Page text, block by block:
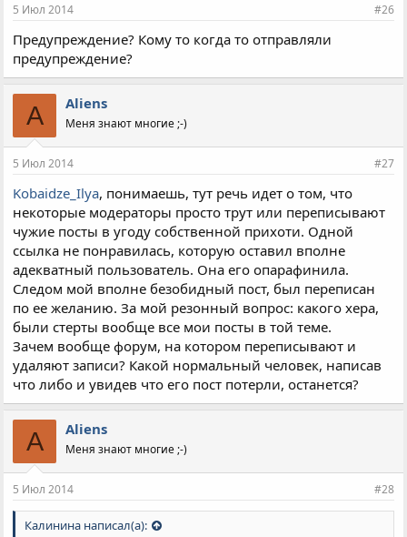
:
5 Июл 2014 #26
Предупреждение? Кому то когда то отправляли
предупреждение?
A Aliens
Меня знают многие ;-)
5 Июл 2014 #27
Kobaidze_Ilya, понимаешь, тут речь идет о том, что
некоторые модераторы просто трут или переписывают
чужие посты в угоду собственной прихоти. Одной
ссылка не понравилась, которую оставил вполне
адекватный пользователь. Она его опарафинила.
Следом мой вполне безобидный пост, был переписан
по ее желанию. За мой резонный вопрос: какого хера,
были стерты вообще все мои посты в той теме.
Зачем вообще форум, на котором переписывают и
удаляют записи? Какой нормальный человек, написав
что либо и увидев что его пост потерли, останется?
A Aliens
Меня знают многие ;-)
5 Июл 2014 #28
Калинина написал(а):